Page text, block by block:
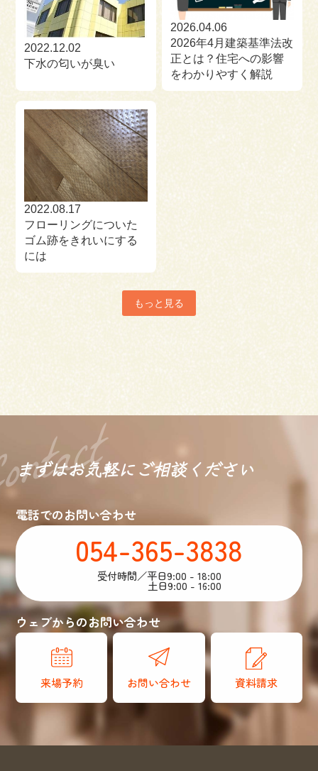
2022.12.02
下水の匂いが臭い
2026.04.06
2026年4月建築基準法改
正とは？住宅への影響
をわかりやすく解説
2022.08.17
フローリングについた
ゴム跡をきれいにする
には
もっと見る
まずはお気軽にご相談ください
電話でのお問い合わせ
054-365-3838
受付時間／平日9:00 - 18:00
土日9:00 - 16:00
ウェブからのお問い合わせ
来場予約 お問い合わせ 資料請求